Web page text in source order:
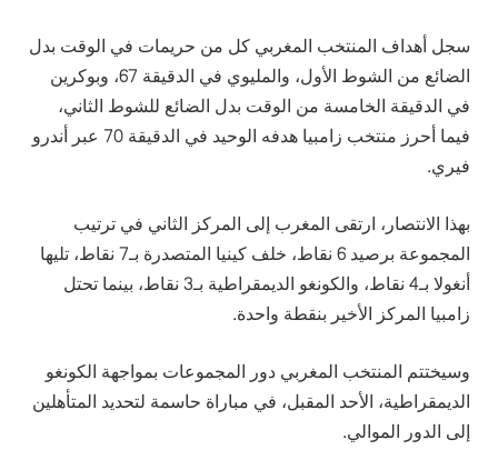
سجل أهداف المنتخب المغربي كل من حريمات في الوقت بدل
الضائع من الشوط الأول، والمليوي في الدقيقة 67، وبوكرين
في الدقيقة الخامسة من الوقت بدل الضائع للشوط الثاني،
فيما أحرز منتخب زامبيا هدفه الوحيد في الدقيقة 70 عبر أندرو
فيري.
بهذا الانتصار، ارتقى المغرب إلى المركز الثاني في ترتيب
المجموعة برصيد 6 نقاط، خلف كينيا المتصدرة بـ7 نقاط، تليها
أنغولا بـ4 نقاط، والكونغو الديمقراطية بـ3 نقاط، بينما تحتل
زامبيا المركز الأخير بنقطة واحدة.
وسيختتم المنتخب المغربي دور المجموعات بمواجهة الكونغو
الديمقراطية، الأحد المقبل، في مباراة حاسمة لتحديد المتأهلين
إلى الدور الموالي.